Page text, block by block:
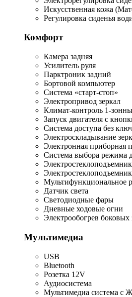
Искусственная кожа
Регулировка сиденья
Комфорт
Камера задняя
Усилитель руля
Парктроник задний
Бортовой компьютер
Система «старт-стоп»
Электропривод зеркал
Климат-контроль 1-
Запуск двигателя с
Система доступа без
Электроскладывание
Электронная приборная
Система выбора режима
Мультифункциональное
Датчик света
Светодиодные фары
Дневные ходовые огни
Электрообогрев боковых
Мультимедиа
USB
Bluetooth
Розетка 12V
Аудиосистема
Мультимедиа система с